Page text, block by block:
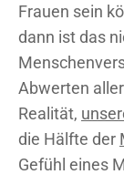
Frauen sein
dann ist das
Abwerten
Realität,
die Hälfte der
Gefühl eines